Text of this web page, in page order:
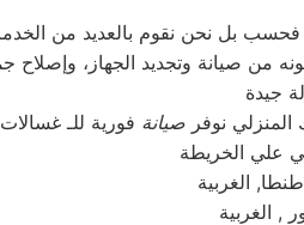
بل نحن نقوم بالعديد من
جيدة
نوفر صيانة فورية للـ
علي الخريطة
الغربية
, الغربية